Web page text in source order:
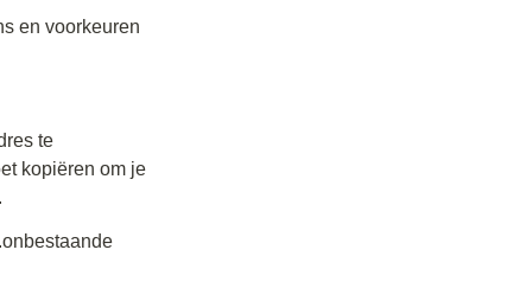
en voorkeuren
te
kopiëren om je